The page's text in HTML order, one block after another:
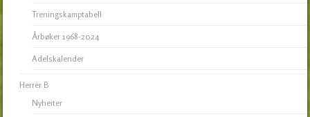
Treningskamptabell
Årbøker 1968-2024
Adelskalender
Herrer B
Nyheiter